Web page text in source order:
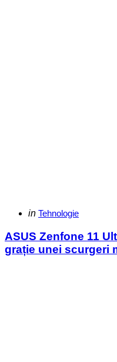
Categories
Posted
in Tehnologie
ASUS Zenfone 11
grație unei scurgeri